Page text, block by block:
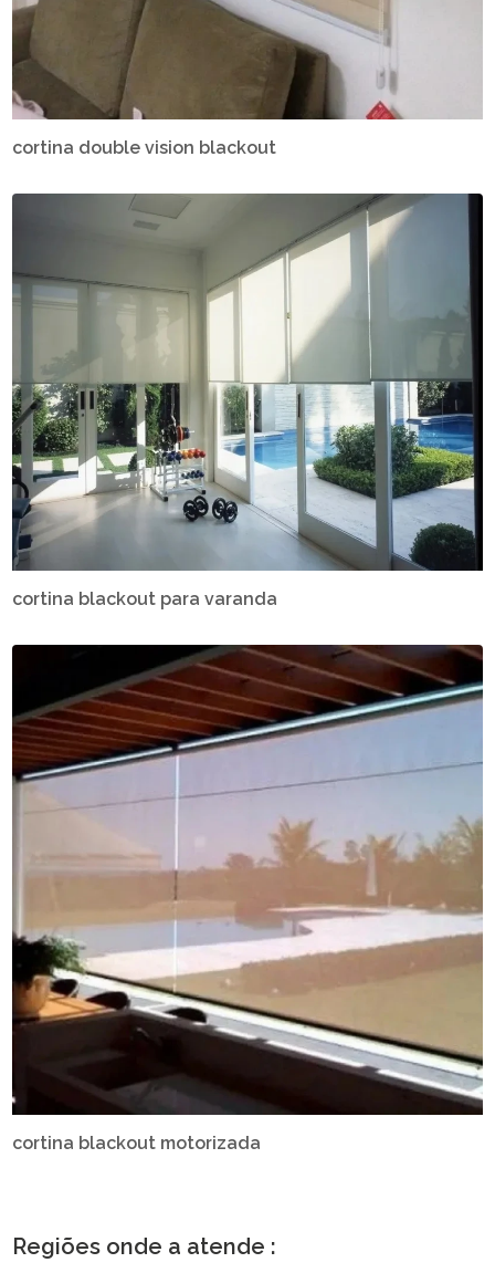
cortina double vision blackout
cortina blackout para varanda
cortina blackout motorizada
Regiões onde a atende :